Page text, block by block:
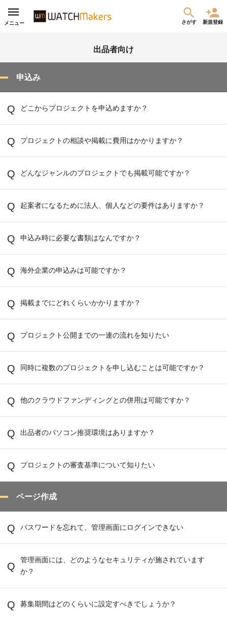
メニュー さがす 新規登録
出品者向け
申込み
どこからプロジェクトを申込めますか？
プロジェクトの相談や掲載に費用はかかりますか？
どんなジャンルのプロジェクトでも掲載可能ですか？
起案者になるために法人、個人などの要件はありますか？
申込み時に必要な書類はなんですか？
海外企業の申込みは可能ですか？
掲載までにどれくらいかかりますか？
プロジェクト公開までの一連の流れを知りたい
同時に複数のプロジェクトを申し込むことは可能ですか？
他のクラウドファンディングとの併用は可能ですか？
出品者のパソコン推奨環境はありますか？
プロジェクトの審査基準について知りたい
ページ作成
パスワードを忘れて、管理画面にログインできない
管理画面には、どのようなセキュリティが施されています
か？
募集期間はどのくらいに設定すべきでしょうか？